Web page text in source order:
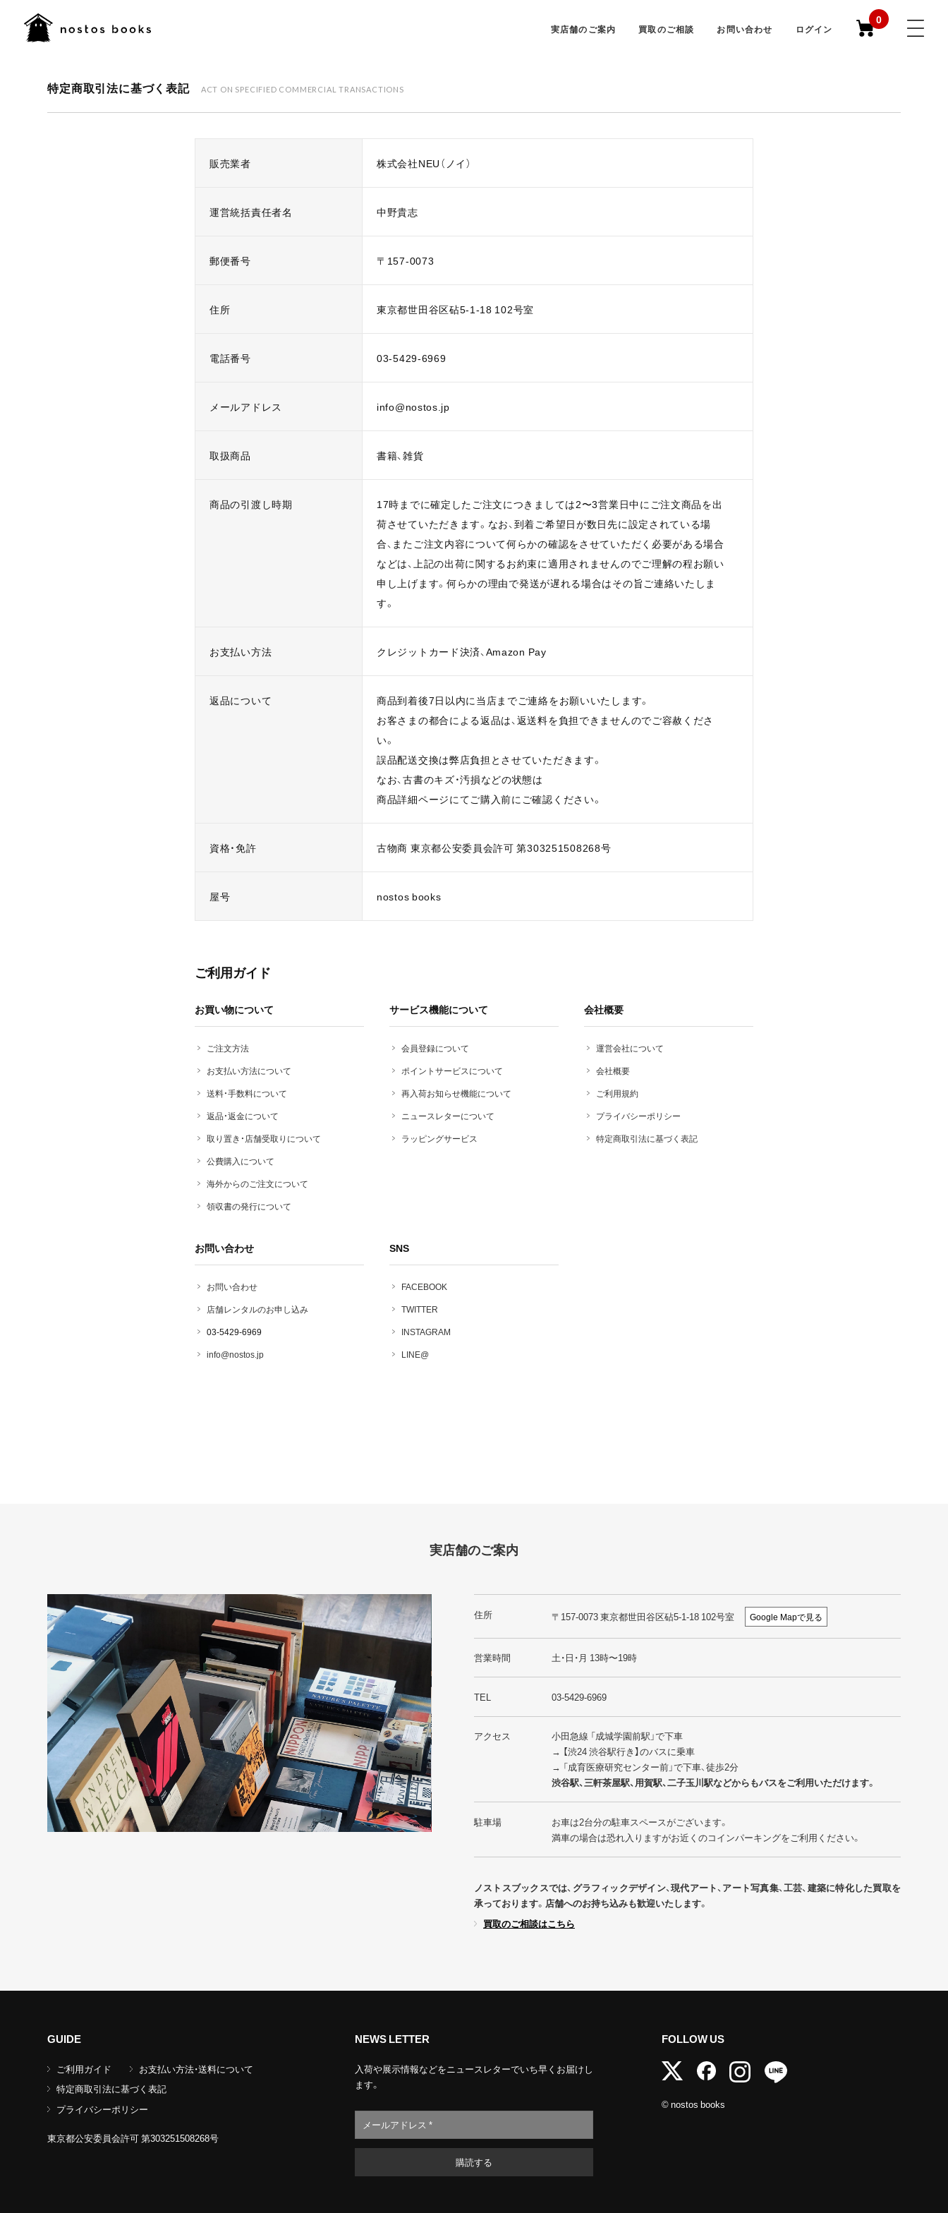
実店舗のご案内 買取のご相談 お問い合わせ ログイン
0
特定商取引法に基づく表記 ACT ON SPECIFIED COMMERCIAL TRANSACTIONS
販売業者 株式会社NEU（ノイ）
運営統括責任者名 中野貴志
郵便番号 〒157-0073
住所 東京都世田谷区砧5-1-18 102号室
電話番号 03-5429-6969
メールアドレス info@nostos.jp
取扱商品 書籍、雑貨
商品の引渡し時期
17時までに確定したご注文につきましては2〜3営業日中にご注文商品を出
荷させていただきます。なお、到着ご希望日が数日先に設定されている場
合、またご注文内容について何らかの確認をさせていただく必要がある場合
などは、上記の出荷に関するお約束に適用されませんのでご理解の程お願い
申し上げます。 何らかの理由で発送が遅れる場合はその旨ご連絡いたしま
す。
お支払い方法 クレジットカード決済、Amazon Pay
返品について
商品到着後7日以内に当店までご連絡をお願いいたします。
お客さまの都合による返品は、返送料を負担できませんのでご容赦くださ
い。
誤品配送交換は弊店負担とさせていただきます。
なお、古書のキズ・汚損などの状態は
商品詳細ページにてご購入前にご確認ください。
資格・免許 古物商 東京都公安委員会許可 第303251508268号
屋号 nostos books
ご利用ガイド
お買い物について
ご注文方法
お支払い方法について
送料・手数料について
返品・返金について
取り置き・店舗受取りについて
公費購入について
海外からのご注文について
領収書の発行について
サービス機能について
会員登録について
ポイントサービスについて
再入荷お知らせ機能について
ニュースレターについて
ラッピングサービス
会社概要
運営会社について
会社概要
ご利用規約
プライバシーポリシー
特定商取引法に基づく表記
お問い合わせ
お問い合わせ
店舗レンタルのお申し込み
03-5429-6969
info@nostos.jp
SNS
FACEBOOK
TWITTER
INSTAGRAM
LINE@
実店舗のご案内
住所 〒157-0073 東京都世田谷区砧5-1-18 102号室 Google Mapで見る
営業時間 土・日・月 13時〜19時
TEL 03-5429-6969
アクセス
小田急線 「成城学園前駅」で下車
→ 【渋24 渋谷駅行き】のバスに乗車
→ 「成育医療研究センター前」で下車、徒歩2分
渋谷駅、三軒茶屋駅、用賀駅、二子玉川駅などからもバスをご利用いただけます。
駐車場
お車は2台分の駐車スペースがございます。
満車の場合は恐れ入りますがお近くのコインパーキングをご利用ください。
ノストスブックスでは、グラフィックデザイン、現代アート、アート写真集、工芸、建築に特化した買取を
承っております。店舗へのお持ち込みも歓迎いたします。
買取のご相談はこちら
GUIDE
ご利用ガイド
お支払い方法・送料について
特定商取引法に基づく表記
プライバシーポリシー
東京都公安委員会許可 第303251508268号
NEWS LETTER
入荷や展示情報などをニュースレターでいち早くお届けし
ます。
FOLLOW US
© nostos books